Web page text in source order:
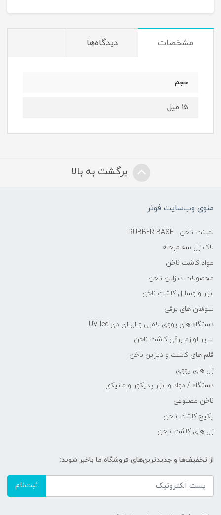
مشخصات دیدگاه‌ها
حجم
15 میل
برگشت به بالا
منوی وب‌سایت فوتر
لمینت ناخن - RUBBER BASE
لاک ژل سه مرحله
مواد کاشت ناخن
محصولات دیزاین ناخن
ابزار و وسایل کاشت ناخن
سوهان های برقی
دستگاه های یووی لامپی و ال ای دی UV led
سایر لوازم برقی کاشت ناخن
قلم های کاشت و دیزاین ناخن
ژل های یووی
دستگاه / مواد و ابزار پدیکور و مانیکور
ناخن مصنوعی
پکیج کاشت ناخن
ژل های کاشت ناخن
از تخفیف‌ها و جدیدترین‌های فروشگاه ما باخبر شوید:
ثبت‌نام